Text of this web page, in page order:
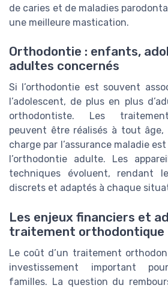
de caries et de maladies
une meilleure mastication.
Orthodontie : enfants,
adultes concernés
Si l’orthodontie est souvent
l’adolescent, de plus en plus
orthodontiste. Les
peuvent être réalisés à tout âge,
charge par l’assurance maladie
l’orthodontie adulte. Les
techniques évoluent, rendant
discrets et adaptés à chaque
Les enjeux financiers et
traitement orthodontique
Le coût d’un traitement
investissement important
familles. La question du